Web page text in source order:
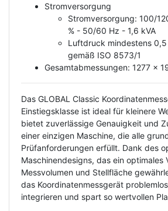
Stromversorgung
Stromversorgung: 100/
% - 50/60 Hz - 1,6 kVA
Luftdruck mindestens
gemäß ISO 8573/1
Gesamtabmessungen: 1277 x
Das GLOBAL Classic
Einstiegsklasse ist ideal für kleinere
bietet zuverlässige Genauigkeit und
einer einzigen Maschine, die alle
Prüfanforderungen erfüllt. Dank des
Maschinendesigns, das ein optimales
Messvolumen und Stellfläche
das Koordinatenmessgerät
integrieren und spart so wertvollen